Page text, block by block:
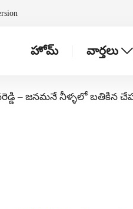
హోమ్ వార్తలు
– జనమనే నీళ్ళలో బతికిన